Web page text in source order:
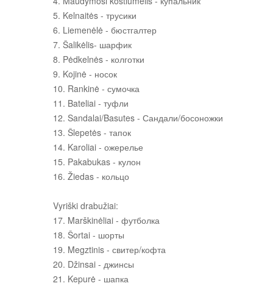
5. Kelnaitės - трусики
6. Liemenėlė - бюстгалтер
7. Šalikėlis- шарфик
8. Pėdkelnės - колготки
9. Kojinė - носок
10. Rankinė - сумочка
11. Bateliai - туфли
12. Sandalai/Basutes - Сандали/босоножки
13. Šlepetės - тапок
14. Karoliai - ожерелье
15. Pakabukas - кулон
16. Žiedas - кольцо
Vyriški drabužiai:
17. Marškinėliai - футболка
18. Šortai - шорты
19. Megztinis - свитер/кофта
20. Džinsai - джинсы
21. Kepurė - шапка